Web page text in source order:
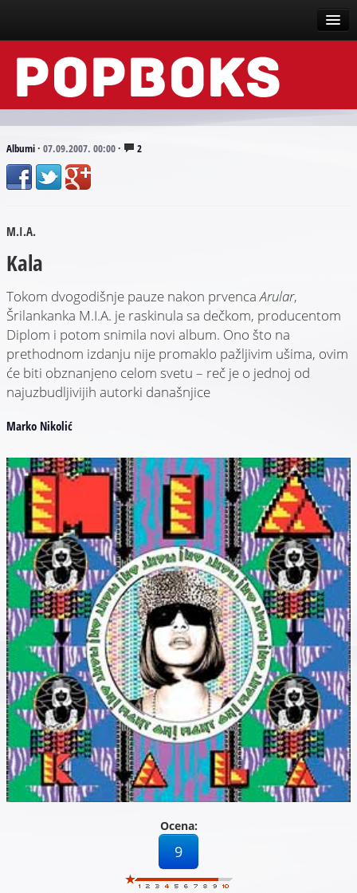
Vesti
Događaji
Tekstovi
Scena
Arhive
Albumi· 07.09.2007. 00:00· 2
M.I.A.
Kala
Tokom dvogodišnje pauze nakon prvencaArular,
Šrilankanka M.I.A. je raskinula sa dečkom, producentom
Diplom i potom snimila novi album. Ono što na
prethodnom izdanju nije promaklo pažljivim ušima, ovim
će biti obznanjeno celom svetu – reč je o jednoj od
najuzbudljivijih autorki današnjice
Marko Nikolić
Ocena:
9